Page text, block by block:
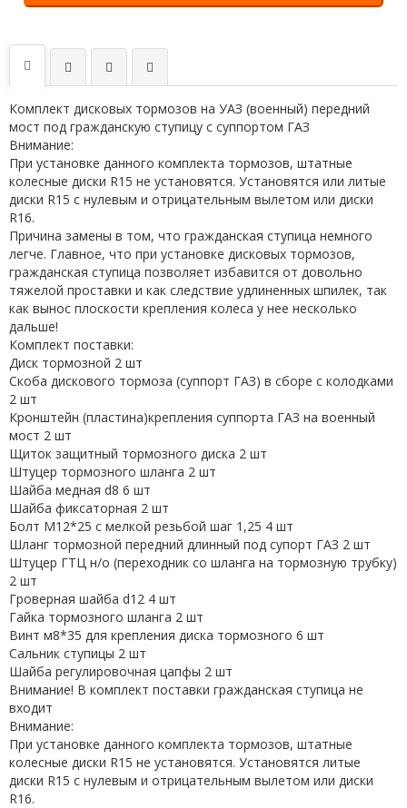
Комплект дисковых тормозов на УАЗ (военный) передний
мост под гражданскую ступицу с суппортом ГАЗ
Внимание:
При установке данного комплекта тормозов, штатные
колесные диски R15 не установятся. Установятся или литые
диски R15 с нулевым и отрицательным вылетом или диски
R16.
Причина замены в том, что гражданская ступица немного
легче. Главное, что при установке дисковых тормозов,
гражданская ступица позволяет избавится от довольно
тяжелой проставки и как следствие удлиненных шпилек, так
как вынос плоскости крепления колеса у нее несколько
дальше!
Комплект поставки:
Диск тормозной 2 шт
Скоба дискового тормоза (суппорт ГАЗ) в сборе с колодками
2 шт
Кронштейн (пластина)крепления суппорта ГАЗ на военный
мост 2 шт
Щиток защитный тормозного диска 2 шт
Штуцер тормозного шланга 2 шт
Шайба медная d8 6 шт
Шайба фиксаторная 2 шт
Болт М12*25 с мелкой резьбой шаг 1,25 4 шт
Шланг тормозной передний длинный под супорт ГАЗ 2 шт
Штуцер ГТЦ н/о (переходник со шланга на тормозную трубку)
2 шт
Гроверная шайба d12 4 шт
Гайка тормозного шланга 2 шт
Винт м8*35 для крепления диска тормозного 6 шт
Сальник ступицы 2 шт
Шайба регулировочная цапфы 2 шт
Внимание! В комплект поставки гражданская ступица не
входит
Внимание:
При установке данного комплекта тормозов, штатные
колесные диски R15 не установятся. Установятся литые
диски R15 с нулевым и отрицательным вылетом или диски
R16.